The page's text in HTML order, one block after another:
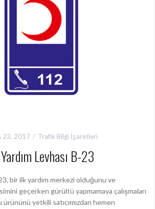
23, 2017 Trafik Bilgi İşaretleri
Levhası B-23
bir ilk yardım merkezi olduğunu ve
geçerken gürültü yapmamaya çalışmaları
yetkili satıcımızdan hemen